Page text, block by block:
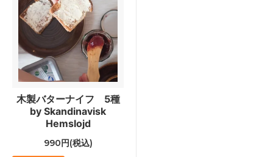
木製バターナイフ 5種
by Skandinavisk
Hemslojd
990円(税込)